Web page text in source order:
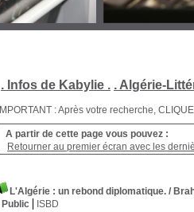
. Infos de Kabylie . . Algérie-
IMPORTANT : Après votre recherche,
A partir de cette page vous pouvez :
Retourner au premier écran avec les
L'Algérie : un rebond diplomatique. /
Public
ISBD